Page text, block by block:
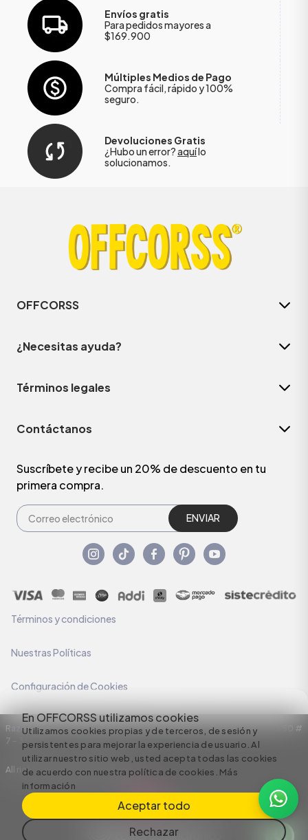
En OFFCORSS utilizamos cookies
Utilizamos cookies propias y de terceros, de sesión y
persistentes para mejorar la experiencia de usuario. Al
utilizar nuestro sitio web, usted acepta todas las cookies
de acuerdo con nuestra política de cookies. Más
información
Aceptar todo
Rechazar
Envíos gratis
Para pedidos mayores a
$169.900
Múltiples Medios de Pago
Compra fácil, rápido y 100%
seguro.
Devoluciones Gratis
¿Hubo un error?aquílo
solucionamos.
OFFCORSS
¿Necesitas ayuda?
Términos legales
Contáctanos
Suscríbete y recibe un 20% de descuento en tu
primera compra.
ENVIAR
Términos y condiciones
Nuestras Políticas
Configuración de Cookies
Razón Social: C.I HERMECO S.A. NIT: 890924167-6 Dirección: Carrera 50 #
7 – 35
All rights reserved empowered by